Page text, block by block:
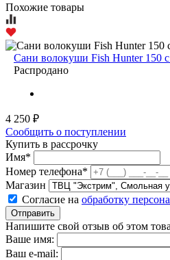
Похожие товары
Сани волокуши Fish Hunter 150
Распродано
4 250 ₽
Сообщить о поступлении
Купить в рассрочку
Имя*
Номер телефона*
Магазин
Согласие на обработку
Отправить
Напишите свой отзыв об этом
Ваше имя:
Ваш e-mail: